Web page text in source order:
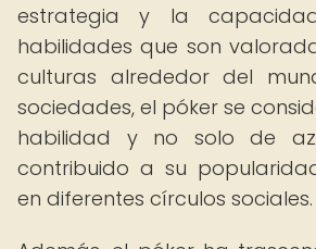
estrategia y la
habilidades que son
culturas alrededor del
sociedades, el póker se
habilidad y no solo de
contribuido a su
en diferentes círculos sociales.